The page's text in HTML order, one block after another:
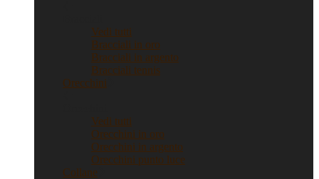
Vedi tutti
Bracciali in oro
Bracciali in argento
Bracciali tennis
Orecchini
Vedi tutti
Orecchini in oro
Orecchini in argento
Orecchini punto luce
Collane